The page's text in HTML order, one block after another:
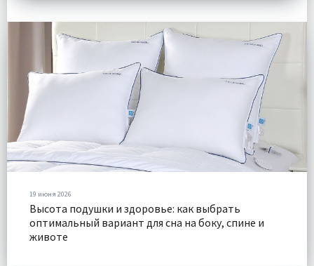
19 июня 2026
Высота подушки и здоровье: как выбрать
оптимальный вариант для сна на боку, спине и
животе